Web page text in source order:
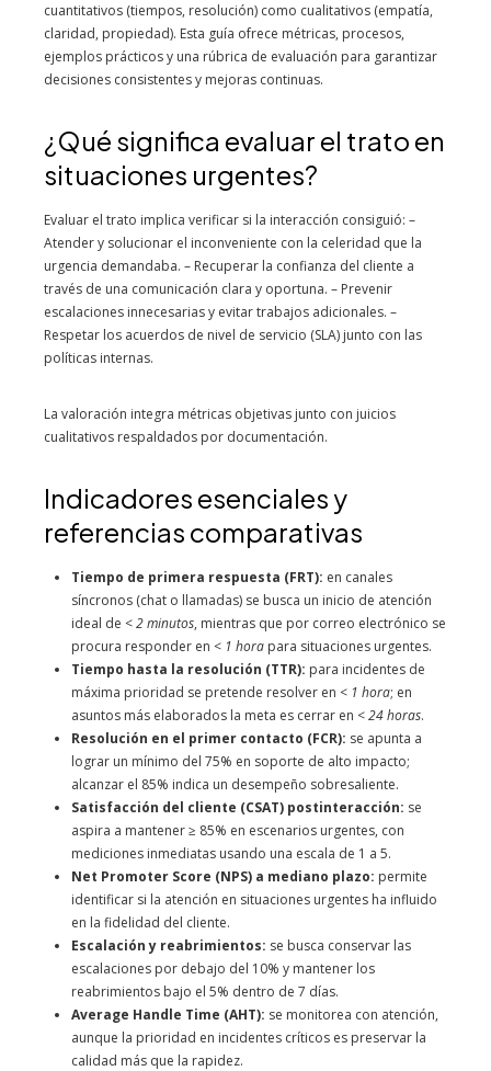
cuantitativos (tiempos, resolución) como cualitativos (empatía,
claridad, propiedad). Esta guía ofrece métricas, procesos,
ejemplos prácticos y una rúbrica de evaluación para garantizar
decisiones consistentes y mejoras continuas.
¿Qué significa evaluar el trato en
situaciones urgentes?
Evaluar el trato implica verificar si la interacción consiguió: –
Atender y solucionar el inconveniente con la celeridad que la
urgencia demandaba. – Recuperar la confianza del cliente a
través de una comunicación clara y oportuna. – Prevenir
escalaciones innecesarias y evitar trabajos adicionales. –
Respetar los acuerdos de nivel de servicio (SLA) junto con las
políticas internas.
La valoración integra métricas objetivas junto con juicios
cualitativos respaldados por documentación.
Indicadores esenciales y
referencias comparativas
Tiempo de primera respuesta (FRT): en canales
síncronos (chat o llamadas) se busca un inicio de atención
ideal de < 2 minutos, mientras que por correo electrónico se
procura responder en < 1 hora para situaciones urgentes.
Tiempo hasta la resolución (TTR): para incidentes de
máxima prioridad se pretende resolver en < 1 hora; en
asuntos más elaborados la meta es cerrar en < 24 horas.
Resolución en el primer contacto (FCR): se apunta a
lograr un mínimo del 75% en soporte de alto impacto;
alcanzar el 85% indica un desempeño sobresaliente.
Satisfacción del cliente (CSAT) postinteracción: se
aspira a mantener ≥ 85% en escenarios urgentes, con
mediciones inmediatas usando una escala de 1 a 5.
Net Promoter Score (NPS) a mediano plazo: permite
identificar si la atención en situaciones urgentes ha influido
en la fidelidad del cliente.
Escalación y reabrimientos: se busca conservar las
escalaciones por debajo del 10% y mantener los
reabrimientos bajo el 5% dentro de 7 días.
Average Handle Time (AHT): se monitorea con atención,
aunque la prioridad en incidentes críticos es preservar la
calidad más que la rapidez.